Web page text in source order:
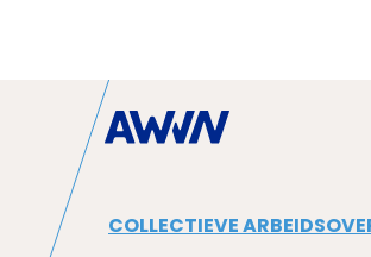
COLLECTIEVE